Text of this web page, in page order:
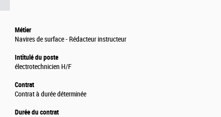
Métier
Navires de surface - Rédacteur instructeur
Intitulé du poste
électrotechnicien H/F
Contrat
Contrat à durée déterminée
Durée du contrat